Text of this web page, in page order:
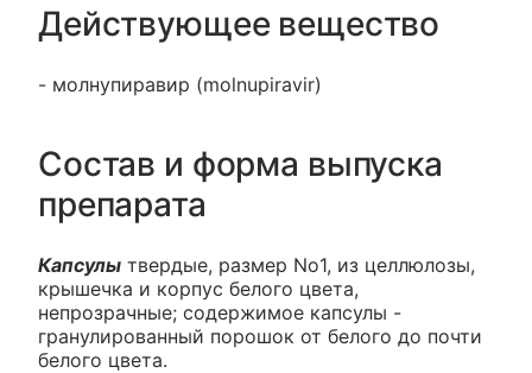
Действующее вещество
- молнупиравир (molnupiravir)
Состав и форма выпуска
препарата
Капсулы твердые, размер No1, из целлюлозы,
крышечка и корпус белого цвета,
непрозрачные; содержимое капсулы -
гранулированный порошок от белого до почти
белого цвета.